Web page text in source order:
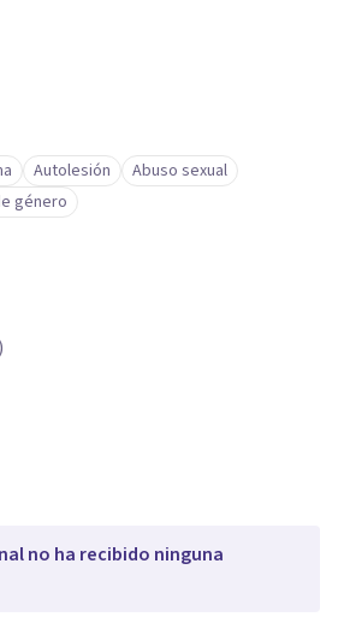
Autolesión
Abuso sexual
género
no ha recibido ninguna